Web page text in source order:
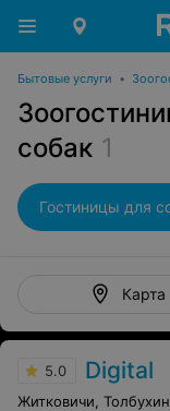
Бытовые услуги •
собак 1
Гостиницы для
Карта
5.0 Digital
Житковичи,